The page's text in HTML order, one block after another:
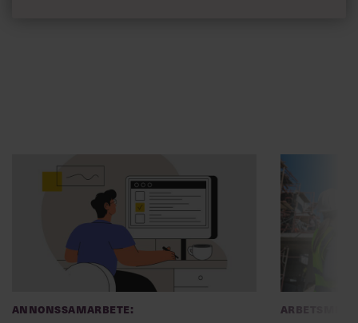
Annonssamarbete:
Chef + Winningtemp
Delta i Chefbarometern 2026
”Djupa,